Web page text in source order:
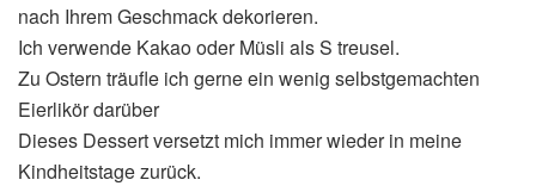
nach Ihrem Geschmack dekorieren.
Ich verwende Kakao oder Müsli als S treusel.
Zu Ostern träufle ich gerne ein wenig selbstgemachten
Eierlikör darüber
Dieses Dessert versetzt mich immer wieder in meine
Kindheitstage zurück.